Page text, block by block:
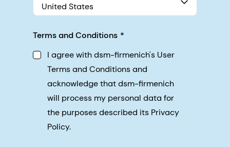
United States
Terms and Conditions
I agree with dsm-firmenich's User
Terms and Conditions and
acknowledge that dsm-firmenich
will process my personal data for
the purposes described its Privacy
Policy.